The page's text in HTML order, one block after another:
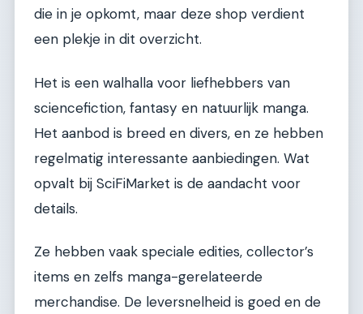
die in je opkomt, maar deze shop verdient
een plekje in dit overzicht.
Het is een walhalla voor liefhebbers van
sciencefiction, fantasy en natuurlijk manga.
Het aanbod is breed en divers, en ze hebben
regelmatig interessante aanbiedingen. Wat
opvalt bij SciFiMarket is de aandacht voor
details.
Ze hebben vaak speciale edities, collector’s
items en zelfs manga-gerelateerde
merchandise. De leversnelheid is goed en de